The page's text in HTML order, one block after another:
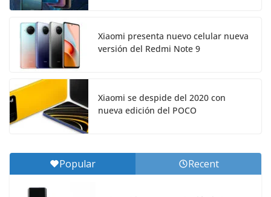
Xiaomi presenta nuevo celular nueva
versión del Redmi Note 9
Xiaomi se despide del 2020 con
nueva edición del POCO
Popular Recent